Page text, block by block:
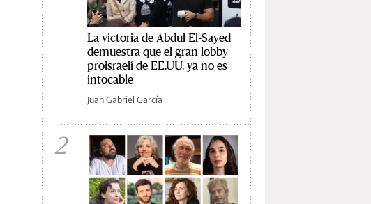
La victoria de Abdul El-Sayed
demuestra que el gran lobby
proisraelí de EE.UU. ya no es
intocable
Juan Gabriel García
2